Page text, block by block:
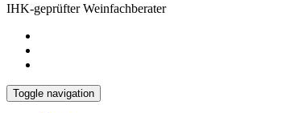
IHK-geprüfter Weinfachberater
Toggle navigation